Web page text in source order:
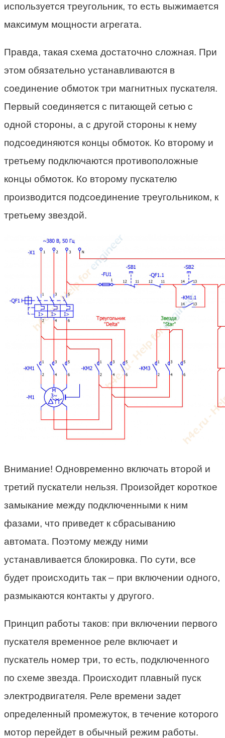
используется треугольник, то есть выжимается
максимум мощности агрегата.
Правда, такая схема достаточно сложная. При
этом обязательно устанавливаются в
соединение обмоток три магнитных пускателя.
Первый соединяется с питающей сетью с
одной стороны, а с другой стороны к нему
подсоединяются концы обмоток. Ко второму и
третьему подключаются противоположные
концы обмоток. Ко второму пускателю
производится подсоединение треугольником, к
третьему звездой.
Внимание! Одновременно включать второй и
третий пускатели нельзя. Произойдет короткое
замыкание между подключенными к ним
фазами, что приведет к сбрасыванию
автомата. Поэтому между ними
устанавливается блокировка. По сути, все
будет происходить так – при включении одного,
размыкаются контакты у другого.
Принцип работы таков: при включении первого
пускателя временное реле включает и
пускатель номер три, то есть, подключенного
по схеме звезда. Происходит плавный пуск
электродвигателя. Реле времени задет
определенный промежуток, в течение которого
мотор перейдет в обычный режим работы.